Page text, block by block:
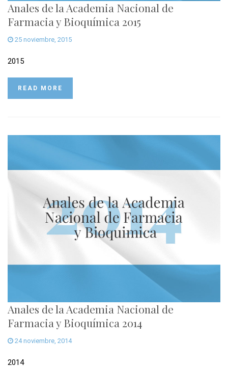
Anales de la Academia Nacional de
Farmacia y Bioquímica 2015
25 noviembre, 2015
2015
READ MORE
Anales de la Academia Nacional de
Farmacia y Bioquímica 2014
24 noviembre, 2014
2014